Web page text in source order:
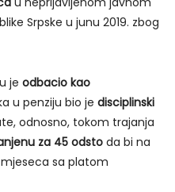
Srpske u junu 2019. zbog
je odbacio kao
u penziju bio je disciplinski
odnosno, tokom trajanja
za 45 odsto da bi na
sa platom